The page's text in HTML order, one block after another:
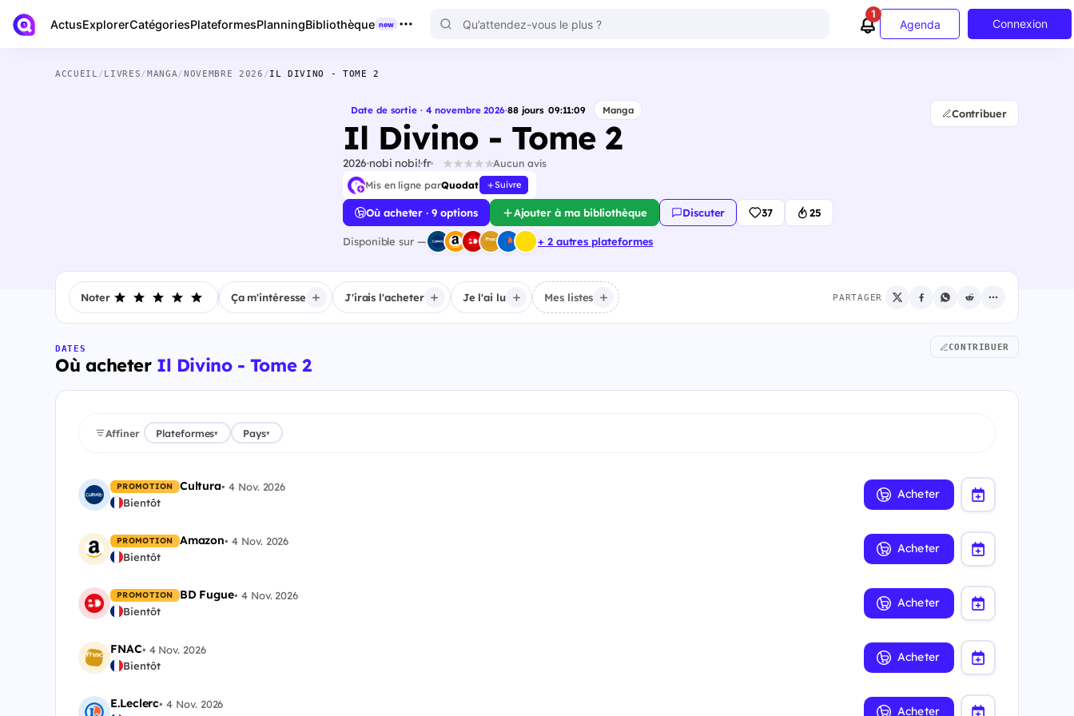
ActusExplorerCatégoriesPlateformesPlanningBibliothèque new
1
Agenda Connexion
ACCUEIL /LIVRES/MANGA/NOVEMBRE 2026 /IL DIVINO - TOME 2
Date de sortie · 4 novembre 2026·88 jours 09:11:08 Manga
Il Divino - Tome 2
2026 nobi nobi!fr Aucun avis
Mis en ligne parQuodat Suivre
Contribuer
Où acheter · 9 options Ajouter à ma bibliothèque Discuter 37 25
Disponible sur — + 2 autres plateformes
Noter Ça m'intéresse J'irais l'acheter Je l'ai lu Mes listes PARTAGER
DATES
Où acheter Il Divino - Tome 2
CONTRIBUER
Affiner Plateformes▾ Pays▾
PROMOTION Cultura•4 Nov. 2026
Bientôt
Acheter
PROMOTION Amazon•4 Nov. 2026
Bientôt
Acheter
PROMOTION BD Fugue• 4 Nov. 2026
Bientôt
Acheter
FNAC• 4 Nov. 2026
Bientôt
Acheter
E.Leclerc•4 Nov. 2026
Acheter